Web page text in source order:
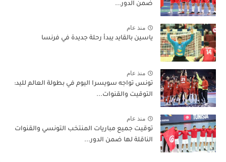
ضمن الدور...
منذ عام
ياسين بالقايد يبدأ رحلة جديدة في فرنسا
منذ عام
تونس تواجه سويسرا اليوم في بطولة العالم لليد:
التوقيت والقنوات...
منذ عام
توقيت جميع مباريات المنتخب التونسي والقنوات
الناقلة لها ضمن الدور...